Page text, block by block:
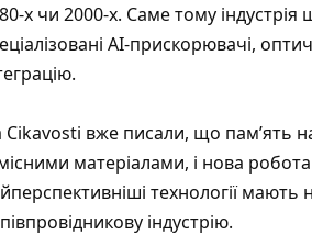
х чи 2000-х. Саме тому індустрія
AI-прискорювачі,
Cikavosti вже писали, що пам’ять
матеріалами, і нова
технології
індустрію.